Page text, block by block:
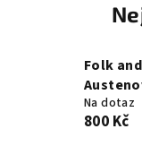
Folk
Na dotaz
800 Kč